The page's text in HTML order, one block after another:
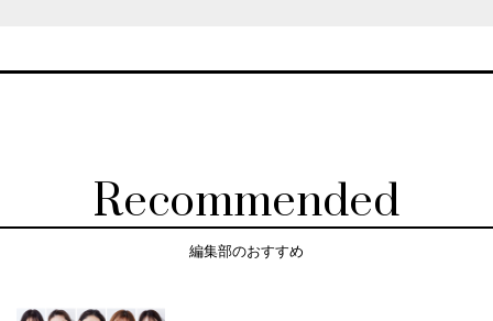
Recommended
編集部のおすすめ